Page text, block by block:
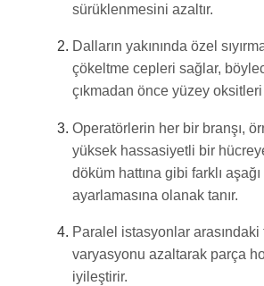
sürüklenmesini azaltır.
Dalların yakınında özel
çökeltme cepleri sağlar,
çıkmadan önce yüzey
Operatörlerin her bir branşı,
yüksek hassasiyetli bir
döküm hattına gibi farklı
ayarlamasına olanak tanır.
Paralel istasyonlar
varyasyonu azaltarak parça
iyileştirir.